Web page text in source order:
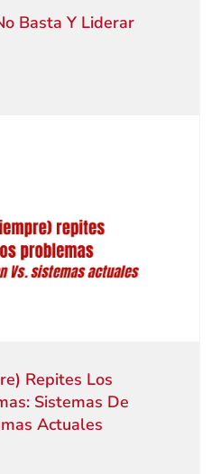
Basta Y Liderar
Repites Los
Sistemas De
Actuales